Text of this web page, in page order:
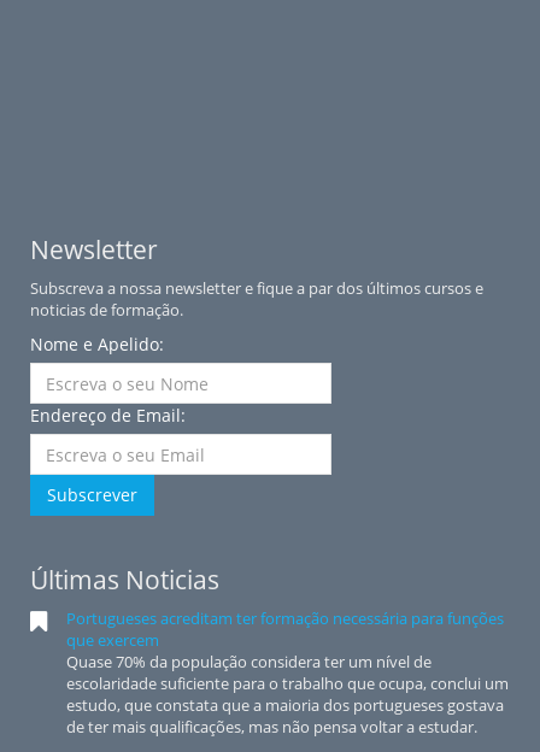
Newsletter
Subscreva a nossa newsletter e fique a par dos últimos cursos e
noticias de formação.
Nome e Apelido:
Endereço de Email:
Subscrever
Últimas Noticias
Portugueses acreditam ter formação necessária para funções
que exercem
Quase 70% da população considera ter um nível de
escolaridade suficiente para o trabalho que ocupa, conclui um
estudo, que constata que a maioria dos portugueses gostava
de ter mais qualificações, mas não pensa voltar a estudar.